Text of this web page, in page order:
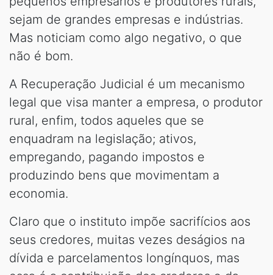
sejam de grandes empresas e indústrias.
Mas noticiam como algo negativo, o que
não é bom.
A Recuperação Judicial é um mecanismo
legal que visa manter a empresa, o produtor
rural, enfim, todos aqueles que se
enquadram na legislação; ativos,
empregando, pagando impostos e
produzindo bens que movimentam a
economia.
Claro que o instituto impõe sacrifícios aos
seus credores, muitas vezes deságios na
dívida e parcelamentos longínquos, mas